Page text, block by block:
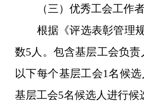
（三）优秀工会工作
根据《评选表彰管理
数5人。包含基层工会负
以下每个基层工会1名候
基层工会5名候选人进行候